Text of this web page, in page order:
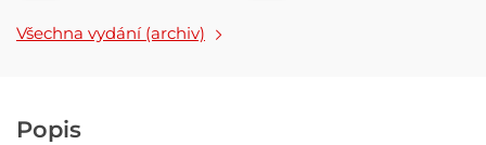
Všechna vydání (archiv)
Popis